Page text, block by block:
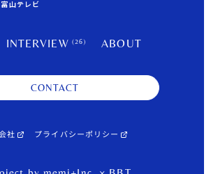
山テレビ
INTERVIEW (26) ABOUT
CONTACT
社 プライバシーポリシー